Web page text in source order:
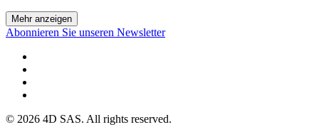
Mehr anzeigen
Abonnieren Sie unseren Newsletter
© 2026 4D SAS. All rights reserved.